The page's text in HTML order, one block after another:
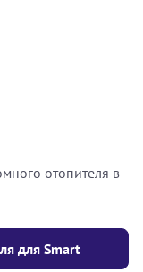
отопителя в
для Smart